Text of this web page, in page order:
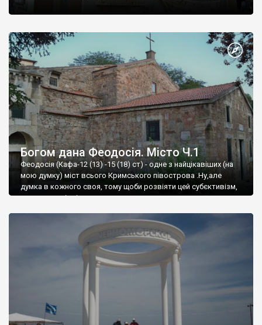
Богом дана Феодосія. Місто Ч.1
Феодосія (Кафа-12 (13) -15 (18) ст) - одне з найцікавіших (на
мою думку) міст всього Кримського півострова .Ну,але
думка в кожного своя, тому щоби розвіяти цей субєктивізм,
запрошую відвідати це